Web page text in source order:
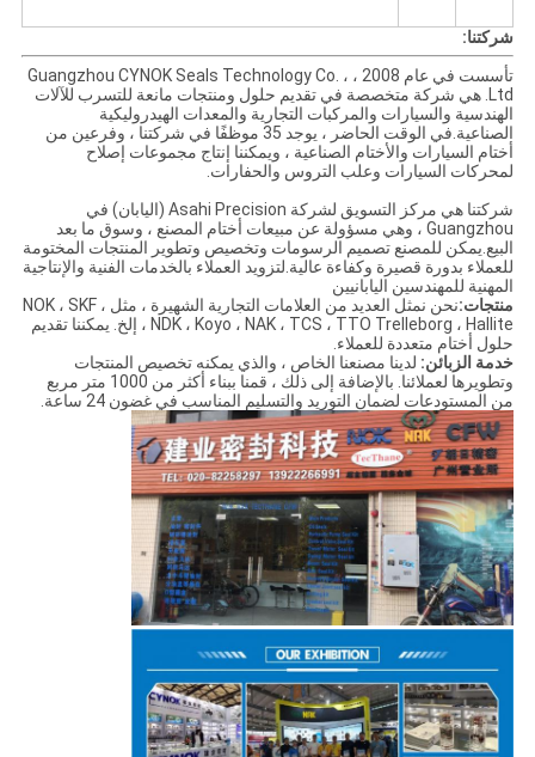
شركتنا:
تأسست في عام 2008 ، Guangzhou CYNOK Seals Technology Co. ،
Ltd. هي شركة متخصصة في تقديم حلول ومنتجات مانعة للتسرب للآلات
الهندسية والسيارات والمركبات التجارية والمعدات الهيدروليكية
الصناعية.في الوقت الحاضر ، يوجد 35 موظفًا في شركتنا ، وفرعين من
أختام السيارات والأختام الصناعية ، ويمكننا إنتاج مجموعات إصلاح
لمحركات السيارات وعلب التروس والحفارات.
شركتنا هي مركز التسويق لشركة Asahi Precision (اليابان) في
Guangzhou ، وهي مسؤولة عن مبيعات أختام المصنع ، وسوق ما بعد
البيع.يمكن للمصنع تصميم الرسومات وتخصيص وتطوير المنتجات المختومة
للعملاء بدورة قصيرة وكفاءة عالية.لتزويد العملاء بالخدمات الفنية والإنتاجية
المهنية للمهندسين اليابانيين
منتجات:
نحن نمثل العديد من العلامات التجارية الشهيرة ، مثل NOK ، SKF ،
NDK ، Koyo ، NAK ، TCS ، TTO Trelleborg ، Hallite ، إلخ. يمكننا تقديم
حلول أختام متعددة للعملاء.
خدمة الزبائن: لدينا مصنعنا الخاص ، والذي يمكنه تخصيص المنتجات
وتطويرها لعملائنا. بالإضافة إلى ذلك ، قمنا ببناء أكثر من 1000 متر مربع
من المستودعات لضمان التوريد والتسليم المناسب في غضون 24 ساعة.